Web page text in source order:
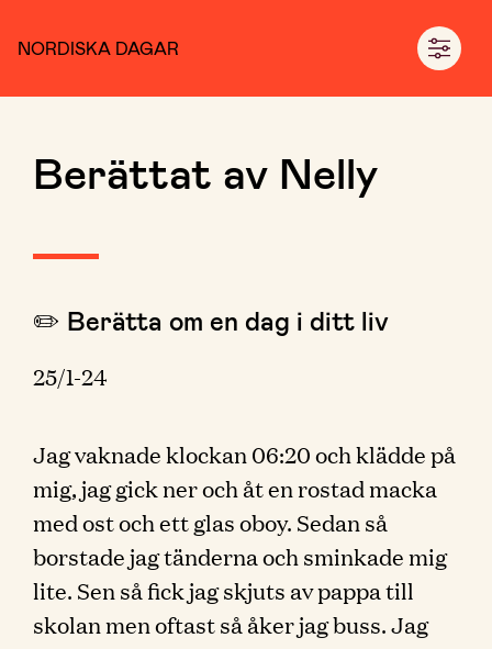
NORDISKA DAGAR
Berättat av Nelly
✏️ Berätta om en dag i ditt liv
25/1-24
Jag vaknade klockan 06:20 och klädde på
mig, jag gick ner och åt en rostad macka
med ost och ett glas oboy. Sedan så
borstade jag tänderna och sminkade mig
lite. Sen så fick jag skjuts av pappa till
skolan men oftast så åker jag buss. Jag